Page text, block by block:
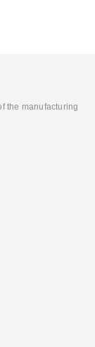
the manufacturing